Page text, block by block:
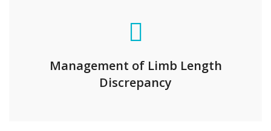
Management of Limb Length
Discrepancy